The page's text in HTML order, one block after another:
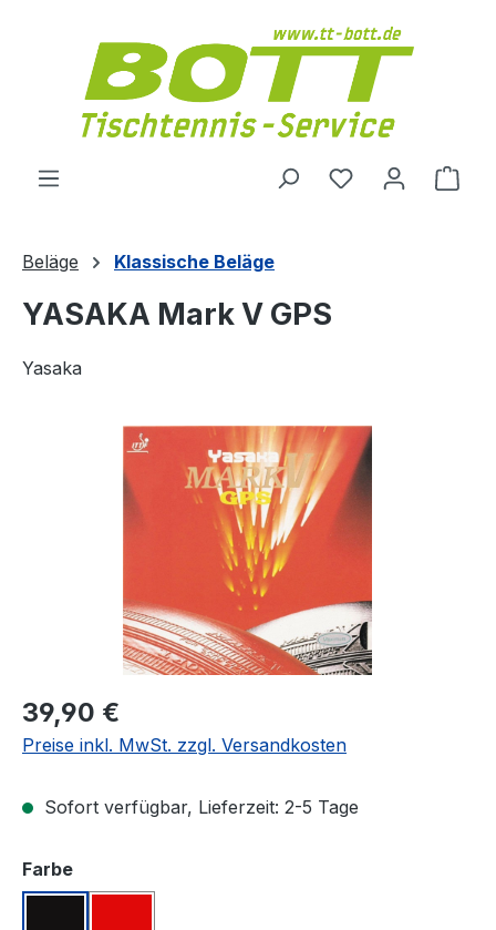
Du hast 0
Beläge Klassische Beläge
YASAKA Mark V GPS
Yasaka
Regulärer Preis:
39,90 €
Preise inkl. MwSt. zzgl. Versandkosten
Sofort verfügbar, Lieferzeit: 2-5 Tage
Farbeauswählen